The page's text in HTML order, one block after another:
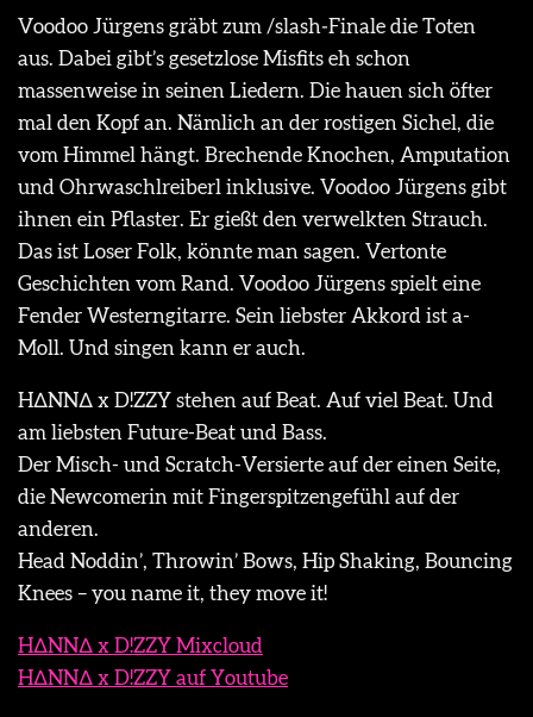
Voodoo Jürgens gräbt zum /slash‐Finale die Toten
aus. Dabei gibt’s gesetzlose Misfits eh schon
massenweise in seinen Liedern. Die hauen sich öfter
mal den Kopf an. Nämlich an der rostigen Sichel, die
vom Himmel hängt. Brechende Knochen, Amputation
und Ohrwaschlreiberl inklusive. Voodoo Jürgens gibt
ihnen ein Pflaster. Er gießt den verwelkten Strauch.
Das ist Loser Folk, könnte man sagen. Vertonte
Geschichten vom Rand. Voodoo Jürgens spielt eine
Fender Westerngitarre. Sein liebster Akkord ist a-
Moll. Und singen kann er auch.
H∆NN∆ x D!ZZY stehen auf Beat. Auf viel Beat. Und
am liebsten Future-Beat und Bass.
Der Misch- und Scratch-Versierte auf der einen Seite,
die Newcomerin mit Fingerspitzengefühl auf der
anderen.
Head Noddin’, Throwin’ Bows, Hip Shaking, Bouncing
Knees – you name it, they move it!
H∆NN∆ x D!ZZY Mixcloud
H∆NN∆ x D!ZZY auf Youtube